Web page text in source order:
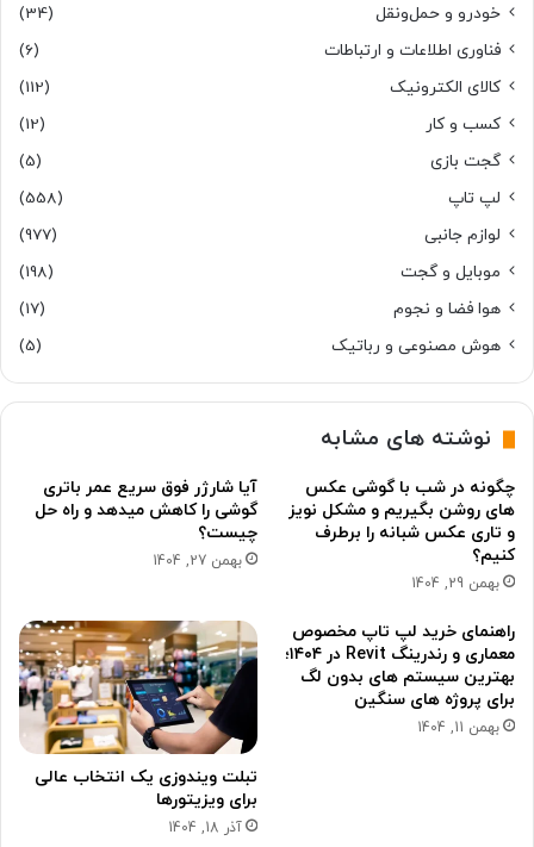
خودرو و حمل‌و‌نقل
(34)
فناوری اطلاعات و ارتباطات
(6)
کالای الکترونیک
(112)
کسب و کار
(12)
گجت بازی
(5)
لپ تاپ
(558)
لوازم جانبی
(977)
موبایل و گجت
(198)
هوا فضا و نجوم
(17)
هوش مصنوعی و رباتیک
(5)
نوشته های مشابه
چگونه در شب با گوشی عکس
های روشن بگیریم و مشکل نویز
و تاری عکس شبانه را برطرف
کنیم؟
بهمن 29, 1404
آیا شارژر فوق سریع عمر باتری
گوشی را کاهش میدهد و راه حل
چیست؟
بهمن 27, 1404
راهنمای خرید لپ تاپ مخصوص
معماری و رندرینگ Revit در ۱۴۰۴؛
بهترین سیستم های بدون لگ
برای پروژه های سنگین
بهمن 11, 1404
تبلت ویندوزی یک انتخاب عالی
برای ویزیتورها
آذر 18, 1404